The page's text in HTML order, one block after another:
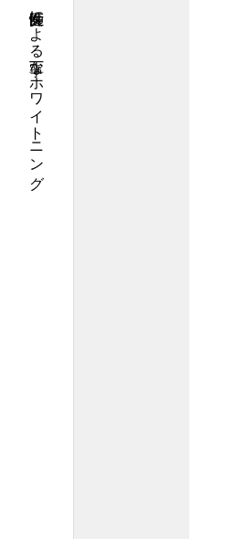
女性医師による丁寧なホワイトニング